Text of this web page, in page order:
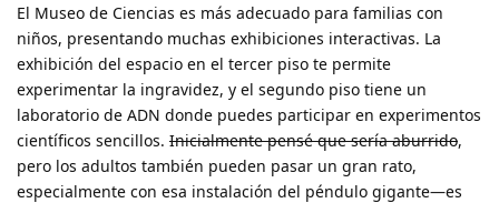
El Museo de Ciencias es más adecuado para familias con
niños, presentando muchas exhibiciones interactivas. La
exhibición del espacio en el tercer piso te permite
experimentar la ingravidez, y el segundo piso tiene un
laboratorio de ADN donde puedes participar en experimentos
científicos sencillos. Inicialmente pensé que sería aburrido,
pero los adultos también pueden pasar un gran rato,
especialmente con esa instalación del péndulo gigante—es